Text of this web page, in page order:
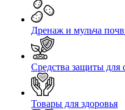
Дренаж и мульча
Средства защиты для
Товары для здоровья